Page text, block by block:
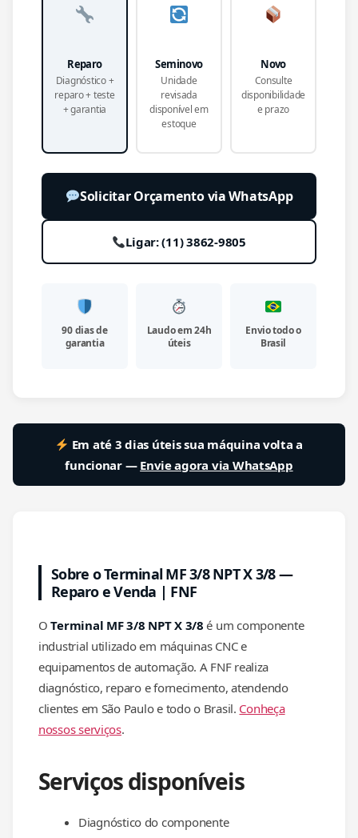
Reparo
Diagnóstico +
reparo + teste
+ garantia
Seminovo
Unidade
revisada
disponível em
estoque
Novo
Consulte
disponibilidade
e prazo
Solicitar Orçamento via WhatsApp
Ligar: (11) 3862-9805
90 dias de
garantia
Laudo em 24h
úteis
Envio todo o
Brasil
Em até 3 dias úteis sua máquina volta a
funcionar — Envie agora via WhatsApp
Sobre o Terminal MF 3/8 NPT X 3/8 —
Reparo e Venda | FNF
OTerminal MF 3/8 NPT X 3/8 é um componente
industrial utilizado em máquinas CNC e
equipamentos de automação. A FNF realiza
diagnóstico, reparo e fornecimento, atendendo
clientes em São Paulo e todo o Brasil. Conheça
nossos serviços.
Serviços disponíveis
Diagnóstico do componente